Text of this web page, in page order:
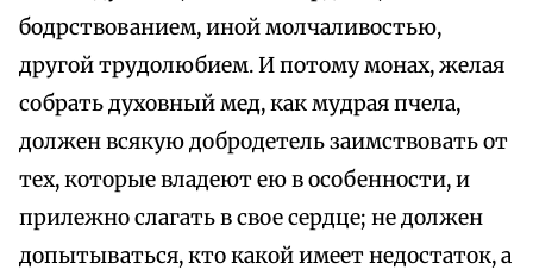
бодрствованием, иной молчаливостью,
другой трудолюбием. И потому монах, желая
собрать духовный мед, как мудрая пчела,
должен всякую добродетель заимствовать от
тех, которые владеют ею в особенности, и
прилежно слагать в свое сердце; не должен
допытываться, кто какой имеет недостаток, а